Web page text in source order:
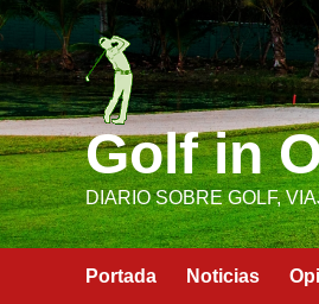
Saltar
al
contenido
Golf in
DIARIO SOBRE GOLF,
Portada Noticias